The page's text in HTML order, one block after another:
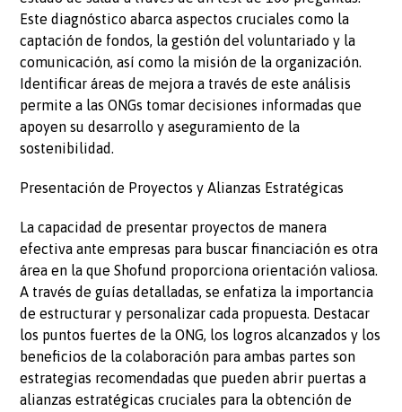
Este diagnóstico abarca aspectos cruciales como la
captación de fondos, la gestión del voluntariado y la
comunicación, así como la misión de la organización.
Identificar áreas de mejora a través de este análisis
permite a las ONGs tomar decisiones informadas que
apoyen su desarrollo y aseguramiento de la
sostenibilidad.
Presentación de Proyectos y Alianzas Estratégicas
La capacidad de presentar proyectos de manera
efectiva ante empresas para buscar financiación es otra
área en la que Shofund proporciona orientación valiosa.
A través de guías detalladas, se enfatiza la importancia
de estructurar y personalizar cada propuesta. Destacar
los puntos fuertes de la ONG, los logros alcanzados y los
beneficios de la colaboración para ambas partes son
estrategias recomendadas que pueden abrir puertas a
alianzas estratégicas cruciales para la obtención de